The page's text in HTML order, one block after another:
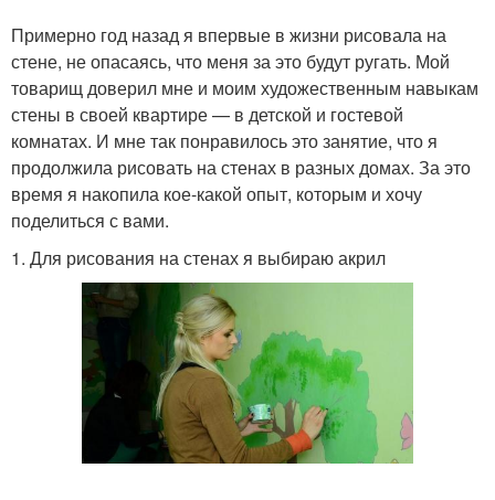
Примерно год назад я впервые в жизни рисовала на
стене, не опасаясь, что меня за это будут ругать. Мой
товарищ доверил мне и моим художественным навыкам
стены в своей квартире — в детской и гостевой
комнатах. И мне так понравилось это занятие, что я
продолжила рисовать на стенах в разных домах. За это
время я накопила кое-какой опыт, которым и хочу
поделиться с вами.
1. Для рисования на стенах я выбираю акрил